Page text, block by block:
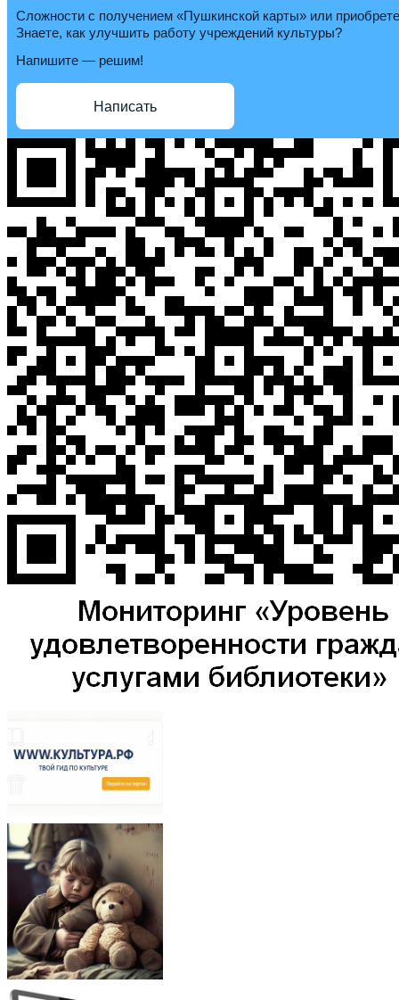
Сложности с получением «Пушкинской карты» или
Знаете, как улучшить работу учреждений культуры?
Напишите — решим!
Написать